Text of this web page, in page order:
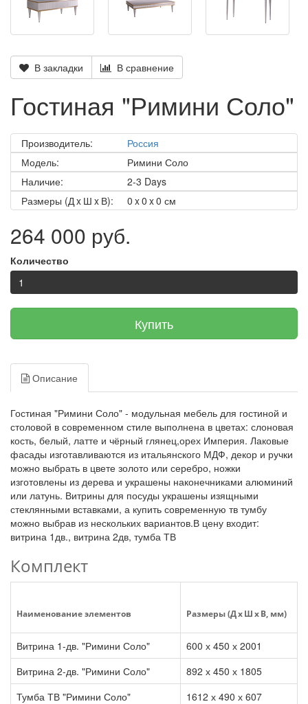
В закладки В сравнение
Гостиная "Римини Соло"
Производитель:
Россия
Модель:
Римини Соло
Наличие:
2-3 Days
Размеры (Д x Ш x В):
0 x 0 x 0 см
264 000 руб.
Количество
Купить
Описание
Гостиная "Римини Соло" - модульная мебель для гостиной и
столовой в современном стиле выполнена в цветах: слоновая
кость, белый, латте и чёрный глянец,орех Империя. Лаковые
фасады изготавливаются из итальянского МДФ, декор и ручки
можно выбрать в цвете золото или серебро, ножки
изготовлены из дерева и украшены наконечниками алюминий
или латунь. Витрины для посуды украшены изящными
стеклянными вставками, а купить современную тв тумбу
можно выбрав из нескольких вариантов.В цену входит:
витрина 1дв., витрина 2дв, тумба ТВ
Комплект
Наименование элементов Размеры (Д x Ш x В, мм)
Витрина 1-дв. "Римини Соло"
600 х 450 х 2001
Витрина 2-дв. "Римини Соло"
892 х 450 х 1805
Тумба ТВ "Римини Соло"
1612 х 490 х 607